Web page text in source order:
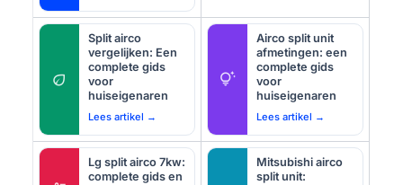
eco
Split airco
vergelijken: Een
complete gids
voor
huiseigenaren
Lees artikel →
tips_and_updates
Airco split unit
afmetingen: een
complete gids
voor
huiseigenaren
Lees artikel →
Lg split airco 7kw:
complete gids en
Mitsubishi airco
split unit: